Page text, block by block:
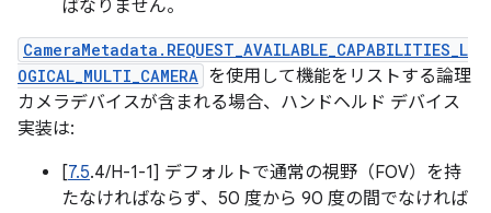
ばなりません。
CameraMetadata.REQUEST_AVAILABLE_CAPABILITIES_L
OGICAL_MULTI_CAMERA を使用して機能をリストする論理
カメラデバイスが含まれる場合、ハンドヘルド デバイス
実装は:
[7.5.4/H-1-1] デフォルトで通常の視野（FOV）を持
たなければならず、50 度から 90 度の間でなければ